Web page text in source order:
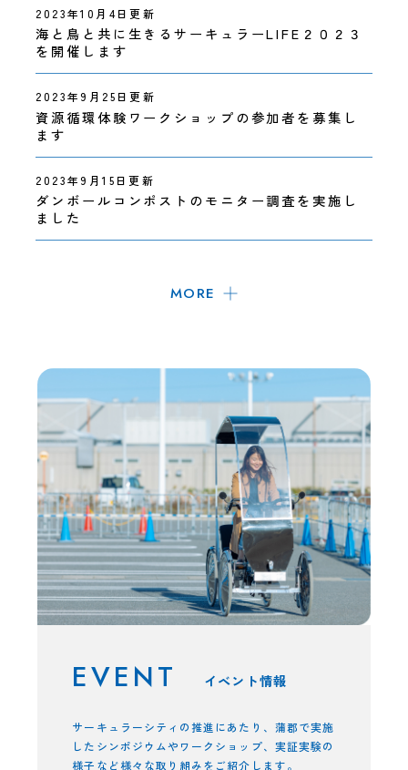
2023年10月4日更新
海と鳥と共に生きるサーキュラーLIFE２０２３
を開催します
2023年9月25日更新
資源循環体験ワークショップの参加者を募集し
ます
2023年9月15日更新
ダンボールコンポストのモニター調査を実施し
ました
MORE
イベント情報
サーキュラーシティの推進にあたり、蒲郡で実施
したシンポジウムやワークショップ、実証実験の
様子など様々な取り組みをご紹介します。